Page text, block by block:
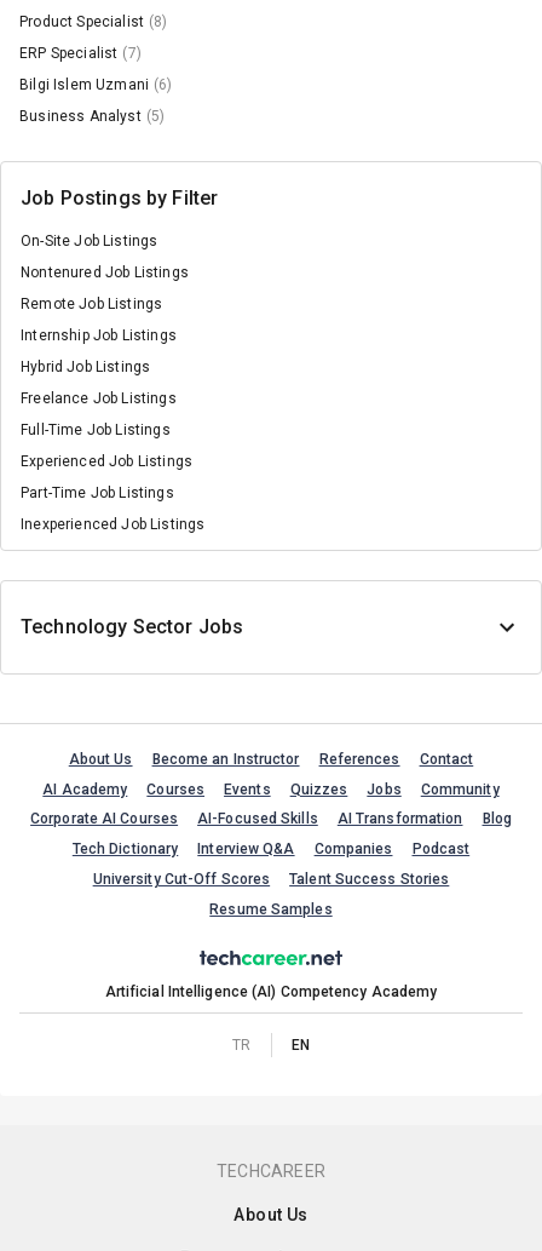
Product Specialist (8)
ERP Specialist (7)
Bilgi Islem Uzmani (6)
Business Analyst (5)
Job Postings by Filter
On-Site Job Listings
Nontenured Job Listings
Remote Job Listings
Internship Job Listings
Hybrid Job Listings
Freelance Job Listings
Full-Time Job Listings
Experienced Job Listings
Part-Time Job Listings
Inexperienced Job Listings
Technology Sector Jobs
About Us Become an Instructor References
Contact
AI Academy
Courses Events Quizzes Jobs
Community
Corporate AI Courses
AI-Focused Skills AI Transformation
Blog
Tech Dictionary
Interview Q&A Companies
Podcast
University Cut-Off Scores
Talent Success Stories
Resume Samples
Artificial Intelligence (AI) Competency Academy
TR EN
TECHCAREER
About Us